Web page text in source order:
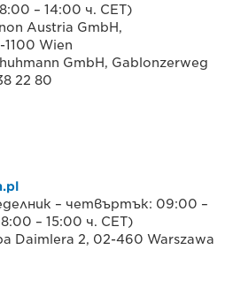
– 14:00 ч. CET)
Austria GmbH,
Wien
GmbH, Gablonzerweg
22 80
– четвъртък: 09:00 –
– 15:00 ч. CET)
Daimlera 2, 02-460 Warszawa